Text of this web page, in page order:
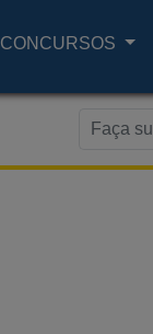
CONCURSOS